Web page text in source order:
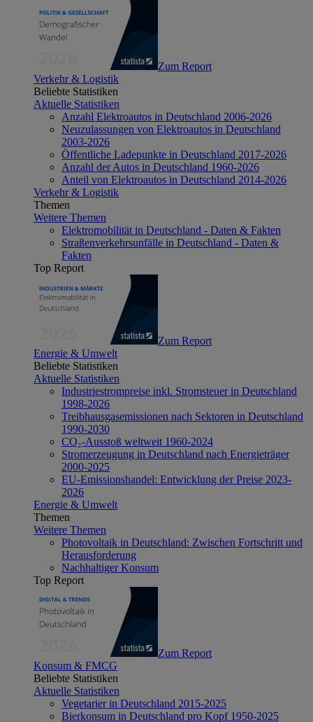
Zum Report
Verkehr & Logistik
Beliebte Statistiken
Aktuelle Statistiken
Anzahl Elektroautos in Deutschland 2006-2026
Neuzulassungen von Elektroautos in Deutschland
2003-2026
Öffentliche Ladepunkte in Deutschland 2017-2026
Anzahl der Autos in Deutschland 1960-2026
Anteil von Elektroautos in Deutschland 2014-2026
Verkehr & Logistik
Themen
Weitere Themen
Elektromobilität in Deutschland - Daten & Fakten
Straßenverkehrsunfälle in Deutschland - Daten &
Fakten
Top Report
Zum Report
Energie & Umwelt
Beliebte Statistiken
Aktuelle Statistiken
Industriestrompreise inkl. Stromsteuer in Deutschland
1998-2026
Treibhausgasemissionen nach Sektoren in Deutschland
1990-2030
CO₂-Ausstoß weltweit 1960-2024
Stromerzeugung in Deutschland nach Energieträger
2000-2025
EU-Emissionshandel: Entwicklung der Preise 2023-
2026
Energie & Umwelt
Themen
Weitere Themen
Photovoltaik in Deutschland: Zwischen Fortschritt und
Herausforderung
Nachhaltiger Konsum
Top Report
Zum Report
Konsum & FMCG
Beliebte Statistiken
Aktuelle Statistiken
Vegetarier in Deutschland 2015-2025
Bierkonsum in Deutschland pro Kopf 1950-2025